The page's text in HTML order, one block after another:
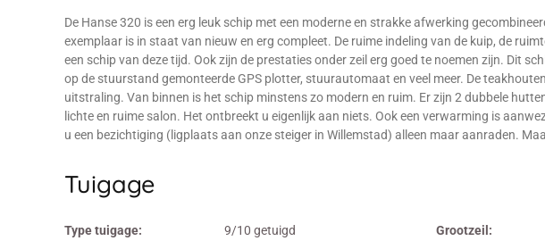
De Hanse 320 is een erg leuk schip met een moderne en strakke afwerking
exemplaar is in staat van nieuw en erg compleet. De ruime indeling van de kuip, de
een schip van deze tijd. Ook zijn de prestaties onder zeil erg goed te noemen zijn. Dit
op de stuurstand gemonteerde GPS plotter, stuurautomaat en veel meer. De
uitstraling. Van binnen is het schip minstens zo modern en ruim. Er zijn 2 dubbele
lichte en ruime salon. Het ontbreekt u eigenlijk aan niets. Ook een verwarming is
u een bezichtiging (ligplaats aan onze steiger in Willemstad) alleen maar aanraden.
Tuigage
Type tuigage: 9/10 getuigd Grootzeil: